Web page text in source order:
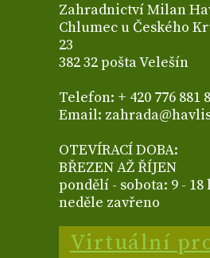
Zahradnictví Milan
Chlumec u Českého
23
382 32 pošta Velešín
Telefon: + 420 776 881
Email:
OTEVÍRACÍ DOBA:
BŘEZEN AŽ ŘÍJEN
pondělí - sobota: 9 - 18
neděle zavřeno
Virtuální